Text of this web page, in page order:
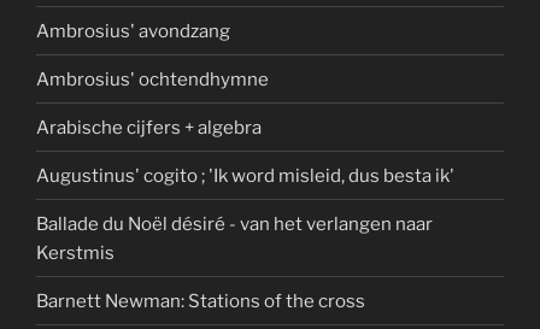
Ambrosius' avondzang
Ambrosius' ochtendhymne
Arabische cijfers + algebra
Augustinus' cogito ; 'Ik word misleid, dus besta ik'
Ballade du Noël désiré - van het verlangen naar
Kerstmis
Barnett Newman: Stations of the cross